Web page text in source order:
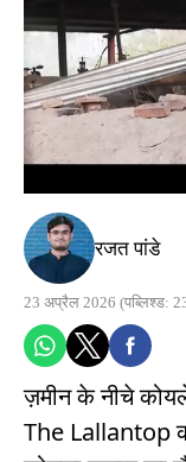
रजत पांडे
23 अप्रैल 2026 (पब्लिश्ड:
ज़मीन के नीचे
The Lallantop